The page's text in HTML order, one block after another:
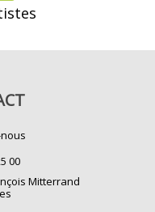
00
Mitterrand